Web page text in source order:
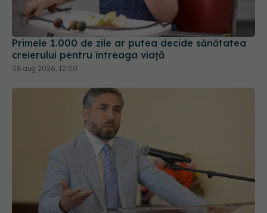
Primele 1.000 de zile ar putea decide sănătatea
creierului pentru întreaga viață
08 aug 2026, 12:00